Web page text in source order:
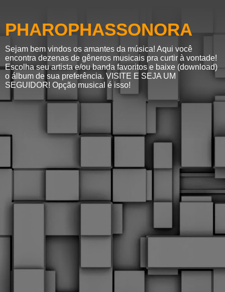
PHAROPHASSONORA
Sejam bem vindos os amantes da música! Aqui você
encontra dezenas de gêneros musicais pra curtir à vontade!
Escolha seu artista e/ou banda favoritos e baixe (download)
o álbum de sua preferência. VISITE E SEJA UM
SEGUIDOR! Opção musical é isso!